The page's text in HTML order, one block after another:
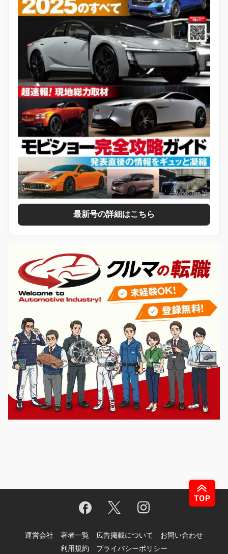
最新号の詳細はこちら
運営会社 著者一覧 広告掲載について
お問い合わせ
利用規約
プライバシーポリシー